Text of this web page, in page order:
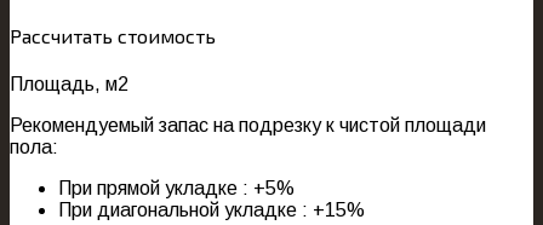
Рассчитать стоимость
Площадь, м2
Рекомендуемый запас на подрезку к чистой площади
пола:
При прямой укладке : +5%
При диагональной укладке : +15%